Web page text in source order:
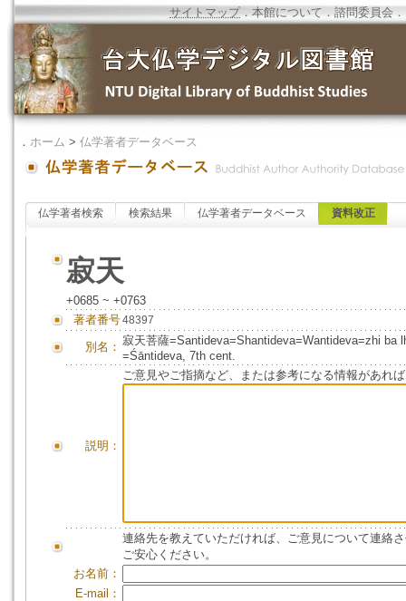
サイトマップ．本館について ．諮問委員会 ．
． ホーム > 仏学著者データベース
仏学著者検索 検索結果 仏学著者データベース 資料改正
寂天
+0685 ~ +0763
著者番号48397
別名： 寂天菩薩=Santideva=Shantideva=Wantideva=zhi ba
=Śāntideva, 7th cent.
説明：
ご意見やご指摘など、または参考になる情報があれ
連絡先を教えていただければ、ご意見について連絡
ご安心ください。
お名前：
E-mail：